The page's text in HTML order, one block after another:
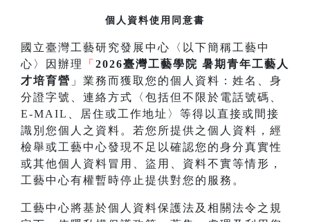
個人資料使用同意書
國立臺灣工藝研究發展中心〈以下簡稱工藝中
心〉因辦理
「 2026臺灣工藝學院 暑期青年工藝人
才培育營 」業務而獲取您的個人資料：姓名、身
分證字號、連絡方式〈包括但不限於電話號碼、
E-MAIL、居住或工作地址〉等得以直接或間接
識別您個人之資料。若您所提供之個人資料，經
檢舉或工藝中心發現不足以確認您的身分真實性
或其他個人資料冒用、盜用、資料不實等情形，
工藝中心有權暫時停止提供對您的服務。
工藝中心將基於個人資料保護法及相關法令之規